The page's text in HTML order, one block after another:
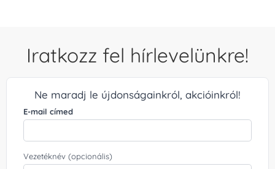
Iratkozz fel hírlevelünkre!
Ne maradj le újdonságainkról, akcióinkról!
E-mail címed
Vezetéknév (opcionális)